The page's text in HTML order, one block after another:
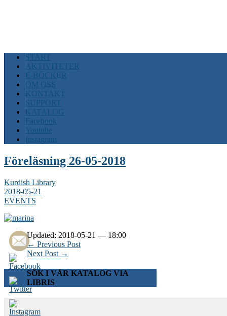
START
AKTIVITETER
E-BÖCKER
OM OSS
KONTAKT
SUPPORT
KATALOG
Facebook
Youtube
Instagram
Föreläsning 26-05-2018
Kurdish Library
2018-05-21
EVENTS
Updated: 2018-05-21 — 18:00
← Previous Post
Next Post →
SÖK I VÅR KATALOG VIA
LIBRIS